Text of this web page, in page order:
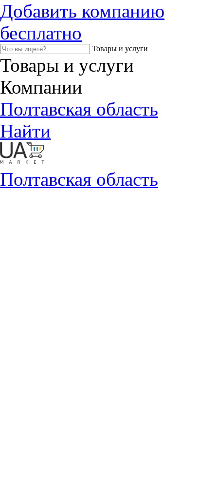
Добавить компанию
бесплатно
Товары и услуги
Товары и услуги
Компании
Полтавская область
Найти
Полтавская область